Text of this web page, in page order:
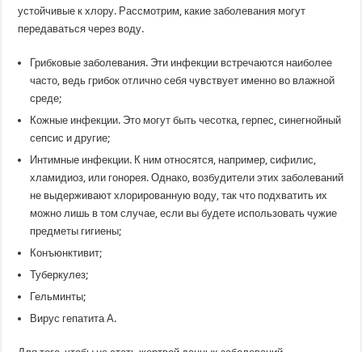
устойчивые к хлору. Рассмотрим, какие заболевания могут
передаваться через воду.
Грибковые заболевания. Эти инфекции встречаются наиболее
часто, ведь грибок отлично себя чувствует именно во влажной
среде;
Кожные инфекции. Это могут быть чесотка, герпес, синегнойный
сепсис и другие;
Интимные инфекции. К ним относятся, например, сифилис,
хламидиоз, или гонорея. Однако, возбудители этих заболеваний
не выдерживают хлорированную воду, так что подхватить их
можно лишь в том случае, если вы будете использовать чужие
предметы гигиены;
Конъюнктивит;
Туберкулез;
Гельминты;
Вирус гепатита А.